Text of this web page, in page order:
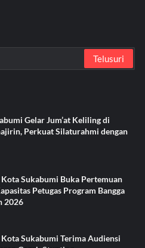
Gelar Jum’at Keliling di
Perkuat Silaturahmi dengan
Sukabumi Buka Pertemuan
Petugas Program Bangga
2026
Sukabumi Terima Audiensi